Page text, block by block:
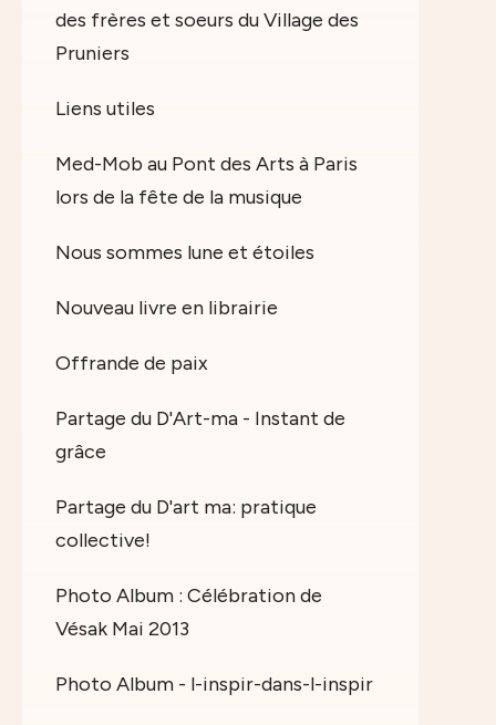
des frères et soeurs du Village des
Pruniers
Liens utiles
Med-Mob au Pont des Arts à Paris
lors de la fête de la musique
Nous sommes lune et étoiles
Nouveau livre en librairie
Offrande de paix
Partage du D'Art-ma - Instant de
grâce
Partage du D'art ma: pratique
collective!
Photo Album : Célébration de
Vésak Mai 2013
Photo Album - l-inspir-dans-l-inspir